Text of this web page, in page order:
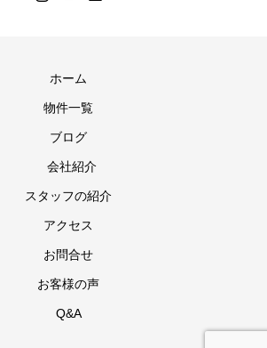
ホーム
物件一覧
ブログ
会社紹介
スタッフの紹介
アクセス
お問合せ
お客様の声
Q&A